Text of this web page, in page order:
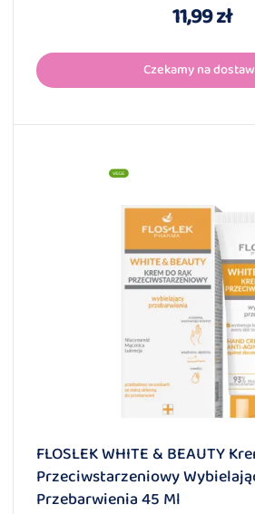
11,99 zł
Czekamy na
FLOSLEK WHITE & BEAUTY
Przeciwstarzeniowy
Przebarwienia 45 Ml